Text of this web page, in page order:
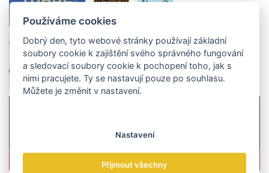
Více informací o časopisu »
Používáme cookies
Dobrý den, tyto webové stránky používají základní
soubory cookie k zajištění svého správného fungování
a sledovací soubory cookie k pochopení toho, jak s
nimi pracujete. Ty se nastavují pouze po souhlasu.
Můžete je změnit v nastavení.
Nastavení
Přijmout všechny